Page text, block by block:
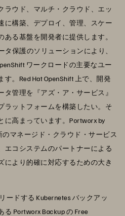
ラウド、マルチ・クラウド、エッ
に構築、デプロイ、管理、スケー
ある基盤を開発者に提供します。
タ保護のソリューションにより、
ワークロードの主要なユー
。Red Hat OpenShift 上で、開発
管理を『アズ・ア・サービス』
ラットフォームを構築したい。そ
に高まっています。Portworx by
のマネージド・クラウド・サービス
エコシステムのパートナーによる
により的確に対応するための大き
ードする Kubernetes バックアッ
Portworx Backup の Free